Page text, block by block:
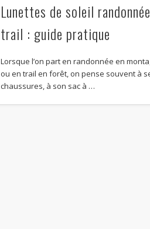
Lunettes de soleil
trail : guide pratique
Lorsque l’on part en randonnée en
ou en trail en forêt, on pense souvent à
chaussures, à son sac à …